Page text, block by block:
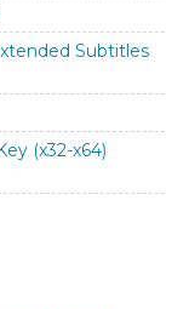
Subtitles
(x32-x64)